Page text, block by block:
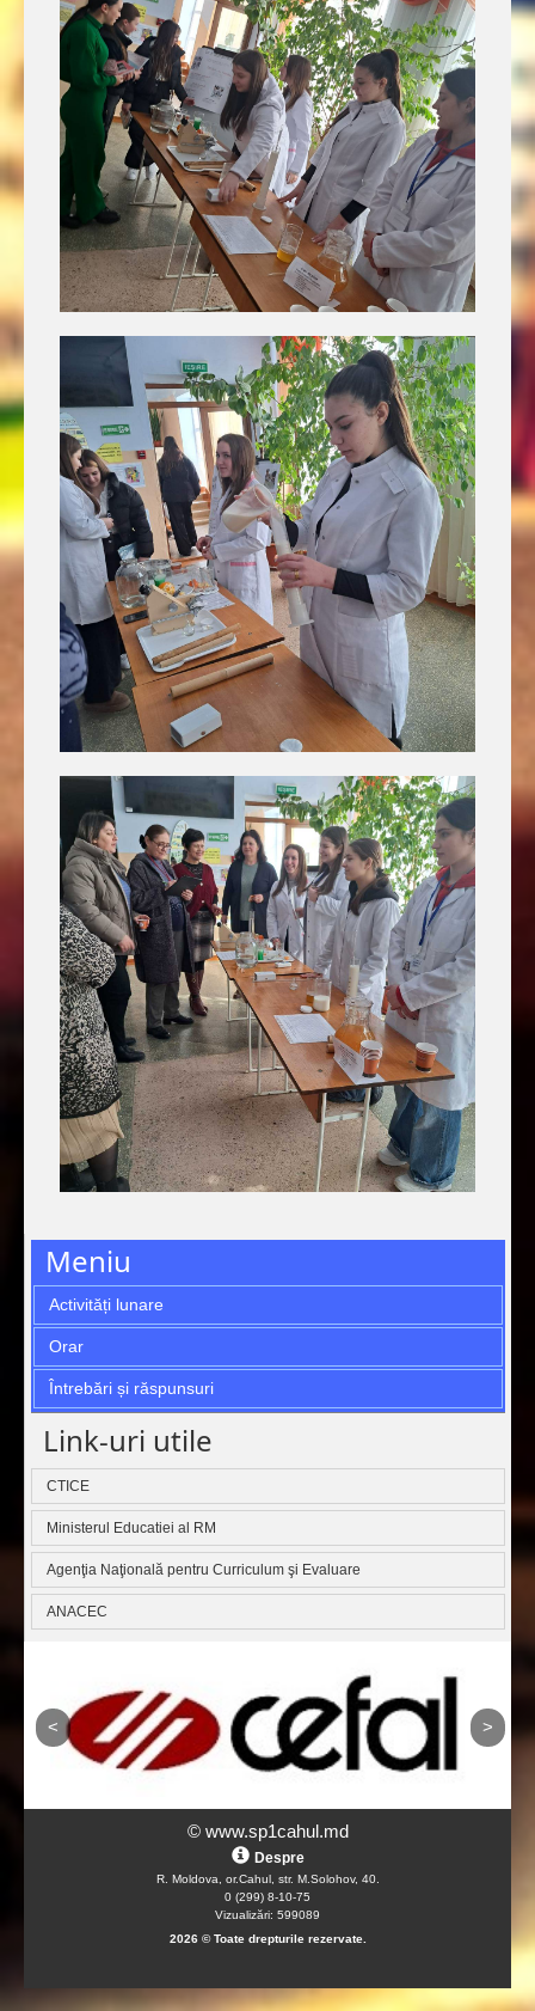
Meniu
Activități lunare
Orar
Întrebări și răspunsuri
Link-uri utile
CTICE
Ministerul Educatiei al RM
Agenţia Naţională pentru Curriculum şi Evaluare
ANACEC
© www.sp1cahul.md
Despre
R. Moldova, or.Cahul, str. M.Solohov, 40.
0 (299) 8-10-75
Vizualizări: 599089
2026 © Toate drepturile rezervate.